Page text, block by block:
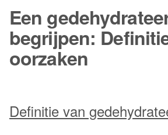
Een
begrijpen:
oorzaken
Definitie van